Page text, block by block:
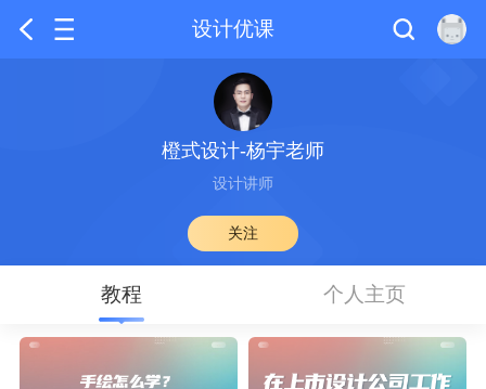
设计优课
橙式设计-杨宇老师
设计讲师
关注
教程 个人主页